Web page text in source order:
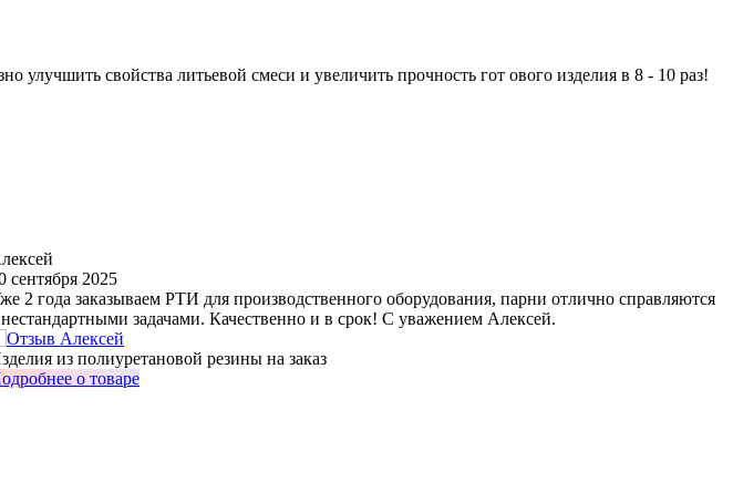
улучшить свойства литьевой смеси и увеличить прочность гот ового изделия в 8 - 10 раз!
сентября 2025
2 года заказываем РТИ для производственного оборудования, парни отлично справляются
задачами. Качественно и в срок! С уважением Алексей.
из полиуретановой резины на заказ
о товаре